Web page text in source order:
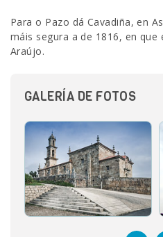
Para o Pazo dá Cavadiña, en
máis segura a de 1816, en
Araújo.
GALERÍA DE FOTOS